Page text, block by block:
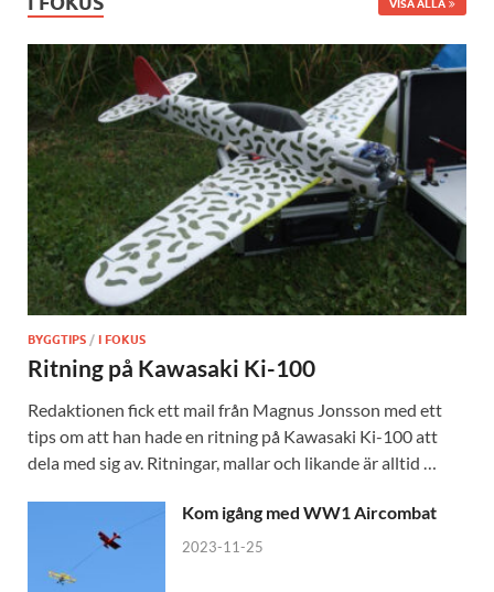
VISA ALLA
BYGGTIPS / I FOKUS
Ritning på Kawasaki Ki-100
Redaktionen fick ett mail från Magnus Jonsson med ett
tips om att han hade en ritning på Kawasaki Ki-100 att
dela med sig av. Ritningar, mallar och likande är alltid …
Kom igång med WW1 Aircombat
2023-11-25